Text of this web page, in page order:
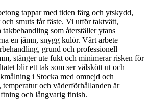
tappar med tiden färg och ytskydd,
och smuts får fäste. Vi utför taktvätt,
som återställer ytans
en jämn, snygg kulör. Vårt arbete
grund och professionell
stänger ute fukt och minimerar risken för
blir ett tak som ser välskött ut och
i Stocka med omnejd och
temperatur och väderförhållanden är
och långvarig finish.